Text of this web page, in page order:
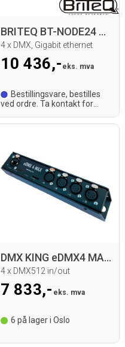
BRITEQ BT-NODE24 MK2 ArtNet/sACN Node
4 x DMX, Gigabit ethernet
10 436,- eks. mva
Bestillingsvare, bestilles
ved ordre. Ta kontakt for
DMX KING eDMX4 MAX DMX Node
4 x DMX512 in/out
7 833,- eks. mva
6 på lager i Oslo